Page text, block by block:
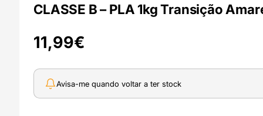
CLASSE B – PLA 1kg Transição
11,99€
Avisa-me quando voltar a ter stock